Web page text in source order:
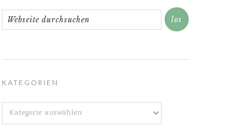
KATEGORIEN
Kategorien